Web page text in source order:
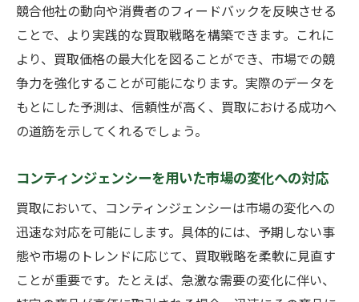
競合他社の動向や消費者のフィードバックを反映させる
ことで、より実践的な買取戦略を構築できます。これに
より、買取価格の最大化を図ることができ、市場での競
争力を強化することが可能になります。実際のデータを
もとにした予測は、信頼性が高く、買取における成功へ
の道筋を示してくれるでしょう。
コンティンジェンシーを用いた市場の変化への対応
買取において、コンティンジェンシーは市場の変化への
迅速な対応を可能にします。具体的には、予期しない事
態や市場のトレンドに応じて、買取戦略を柔軟に見直す
ことが重要です。たとえば、急激な需要の変化に伴い、